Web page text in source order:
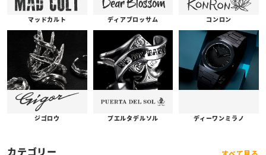
マッドカルト ディアブロッサム コンロン
ジゴロウ プエルタデルソル ディーワンミラノ
カテゴリー